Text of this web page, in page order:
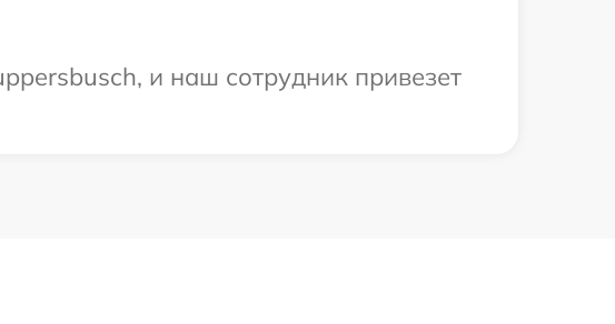
и наш сотрудник привезет